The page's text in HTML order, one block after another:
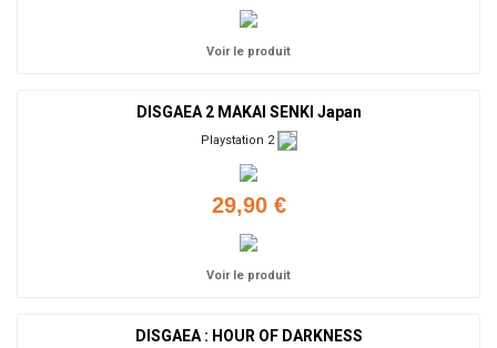
Voir le produit
DISGAEA 2 MAKAI SENKI Japan
Playstation 2
29,90 €
Voir le produit
DISGAEA : HOUR OF DARKNESS